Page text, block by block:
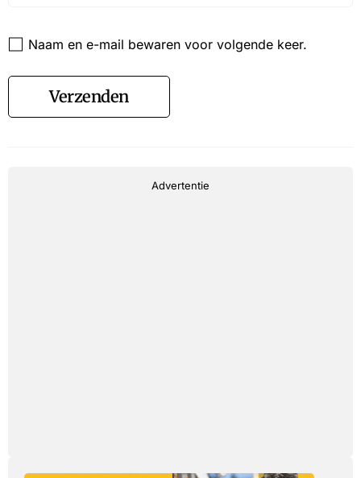
Naam en e-mail bewaren voor volgende keer.
Verzenden
Advertentie